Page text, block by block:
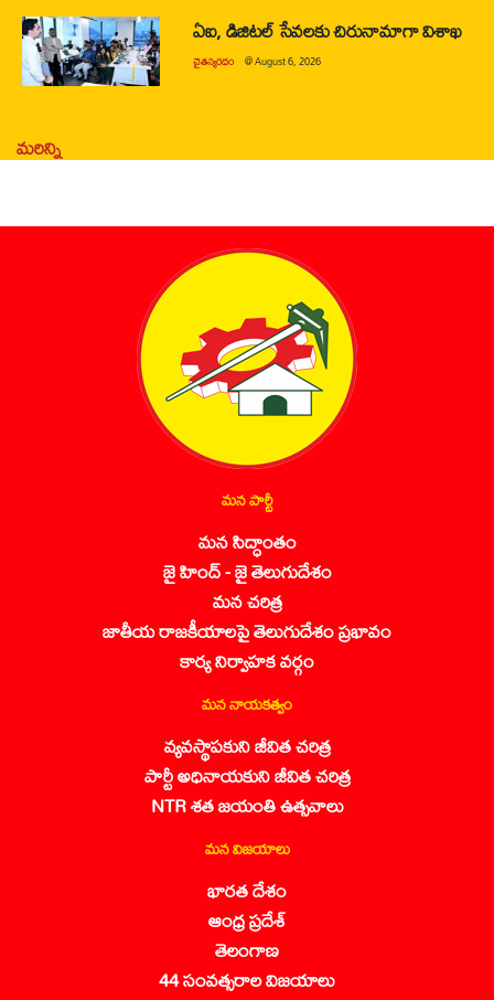
ఏఐ, డిజిటల్ సేవలకు చిరునామాగా విశాఖ
చైతన్యరధం @August 6, 2026
మరిన్ని
మన పార్టీ
మన సిద్ధాంతం
జై హింద్ - జై తెలుగుదేశం
మన చరిత్ర
జాతీయ రాజకీయాలపై తెలుగుదేశం ప్రభావం
కార్య నిర్వాహక వర్గం
మన నాయకత్వం
వ్యవస్థాపకుని జీవిత చరిత్ర
పార్టీ అధినాయకుని జీవిత చరిత్ర
NTR శత జయంతి ఉత్సవాలు
మన విజయాలు
భారత దేశం
ఆంధ్ర ప్రదేశ్
తెలంగాణ
44 సంవత్సరాల విజయాలు